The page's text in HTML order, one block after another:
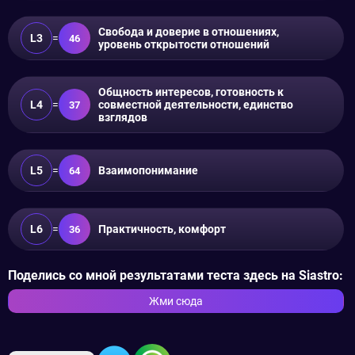
L3 = 46
Свобода и доверие в отношениях,
уровень открытости отношений
L4 = 37
Общность интересов, готовность к
совместной деятельности, единство
взглядов
L5 = 64 Взаимопонимание
L6 = 36 Практичность, комфорт
Поделись со мной результатами теста здесь на Siastro:
Жми сюда